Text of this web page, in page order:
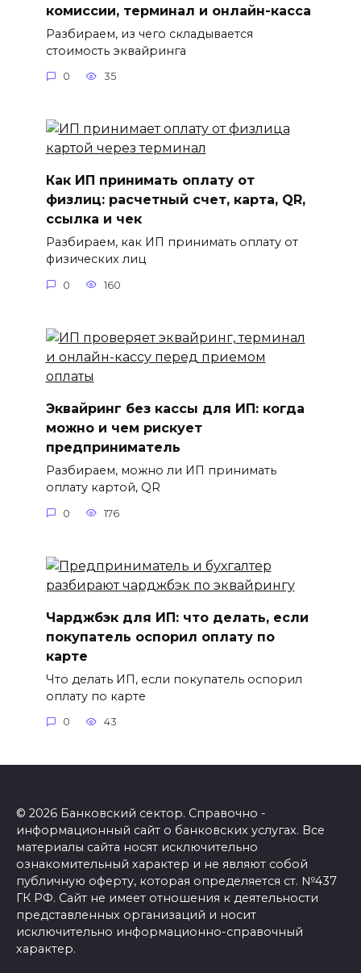
комиссии, терминал и онлайн-касса
Разбираем, из чего складывается
стоимость эквайринга
0 35
Как ИП принимать оплату от
физлиц: расчетный счет, карта, QR,
ссылка и чек
Разбираем, как ИП принимать оплату от
физических лиц
0 160
Эквайринг без кассы для ИП: когда
можно и чем рискует
предприниматель
Разбираем, можно ли ИП принимать
оплату картой, QR
0 176
Чарджбэк для ИП: что делать, если
покупатель оспорил оплату по
карте
Что делать ИП, если покупатель оспорил
оплату по карте
0 43
© 2026 Банковский сектор. Справочно -
информационный сайт о банковских услугах. Все
материалы сайта носят исключительно
ознакомительный характер и не являют собой
публичную оферту, которая определяется ст. №437
ГК РФ. Сайт не имеет отношения к деятельности
представленных организаций и носит
исключительно информационно-справочный
характер.